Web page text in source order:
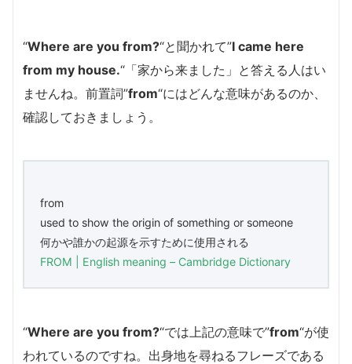
“Where are you from?“と聞かれて”I came here
from my house.“「家から来ました」と答える人はい
ませんね。前置詞”from“にはどんな意味があるのか、
確認しておきましょう。
from
used to show the origin of something or someone
何かや誰かの起源を示すために使用される
FROM | English meaning – Cambridge Dictionary
“Where are you from?“では上記の意味で”from“が使
われているのですね。出身地を尋ねるフレーズである